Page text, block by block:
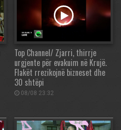
Top Channel/ Zjarri, thirrje
urgjente për evakuim në Krujë.
Flakët rrezikojnë bizneset dhe
30 shtëpi
08/08 23:32